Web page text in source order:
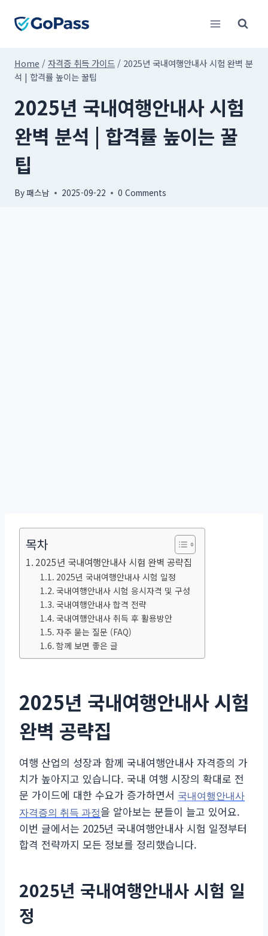
Home /자격증 취득 가이드/ 2025년 국내여행안내사 시험 완벽 분
석 | 합격률 높이는 꿀팁
2025년 국내여행안내사 시험
완벽 분석 | 합격률 높이는 꿀
팁
By패스남 2025-09-22 0 Comments
목차
2025년 국내여행안내사 시험 완벽 공략집
2025년 국내여행안내사 시험 일정
국내여행안내사 시험 응시자격 및 구성
국내여행안내사 합격 전략
국내여행안내사 취득 후 활용방안
자주 묻는 질문 (FAQ)
함께 보면 좋은 글
2025년 국내여행안내사 시험
완벽 공략집
여행 산업의 성장과 함께 국내여행안내사 자격증의 가
치가 높아지고 있습니다. 국내 여행 시장의 확대로 전
문 가이드에 대한 수요가 증가하면서 국내여행안내사
자격증의 취득 과정을 알아보는 분들이 늘고 있어요.
이번 글에서는 2025년 국내여행안내사 시험 일정부터
합격 전략까지 모든 정보를 정리했습니다.
2025년 국내여행안내사 시험 일
정